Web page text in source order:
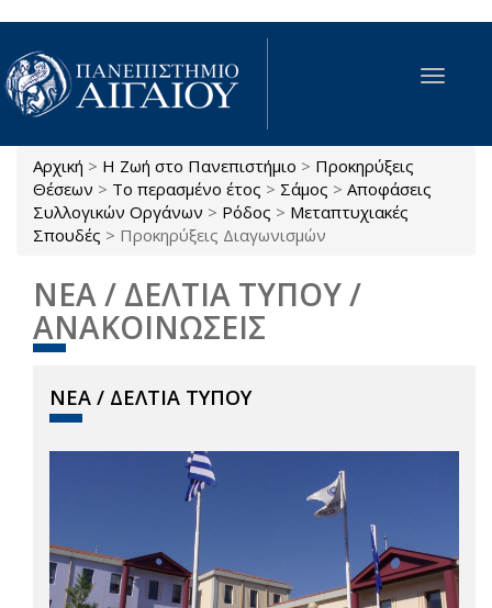
Παράκαμψη προς το κυρίως περιεχόμενο
Toggle
Είστε εδώ
Αρχική > Η Ζωή στο Πανεπιστήμιο > Προκηρύξεις
Θέσεων > Το περασμένο έτος > Σάμος > Αποφάσεις
Συλλογικών Οργάνων > Ρόδος > Μεταπτυχιακές
Σπουδές > Προκηρύξεις Διαγωνισμών
ΝΕΑ / ΔΕΛΤΙΑ ΤΥΠΟΥ /
ΑΝΑΚΟΙΝΩΣΕΙΣ
ΝΕΑ / ΔΕΛΤΙΑ ΤΥΠΟΥ